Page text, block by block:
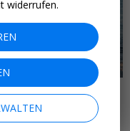
widerrufen.